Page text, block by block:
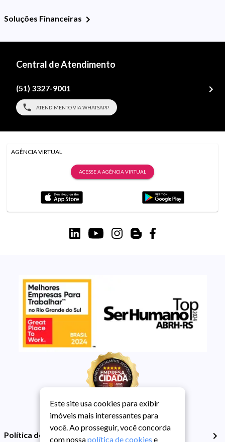
Soluções Financeiras
Central de Atendimento
(51) 3327-9001
ATENDIMENTO VIA WHATSAPP
AGÊNCIA VIRTUAL
ACESSE A AGÊNCIA VIRTUAL
Política de Privacidade
Este site usa cookies para exibir
imóveis mais interessantes para
você. Ao prosseguir, você concorda
com nossapolítica de cookies e